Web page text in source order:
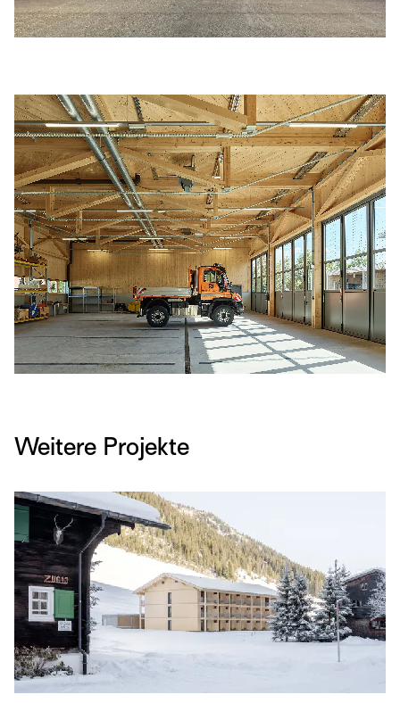
Weitere Projekte